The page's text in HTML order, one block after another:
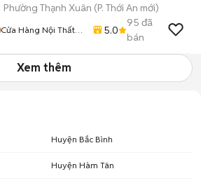
Phường Thạnh Xuân (P. Thới An mới)
Cửa Hàng Nội Thất
5.0
95 đã
bán
Xem thêm
Huyện Bắc Bình
Huyện Hàm Tân